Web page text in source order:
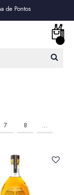
de Pontos
7 8
...